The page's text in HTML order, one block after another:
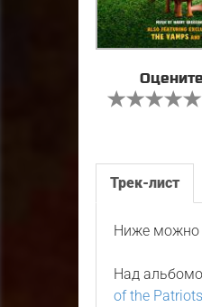
Трек-лист
Ниже можно
Над
of the Patriots